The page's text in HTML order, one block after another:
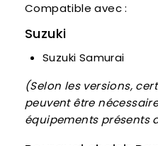
Compatible avec :
Suzuki
Suzuki Samurai
(Selon les versions,
peuvent être
équipements présents